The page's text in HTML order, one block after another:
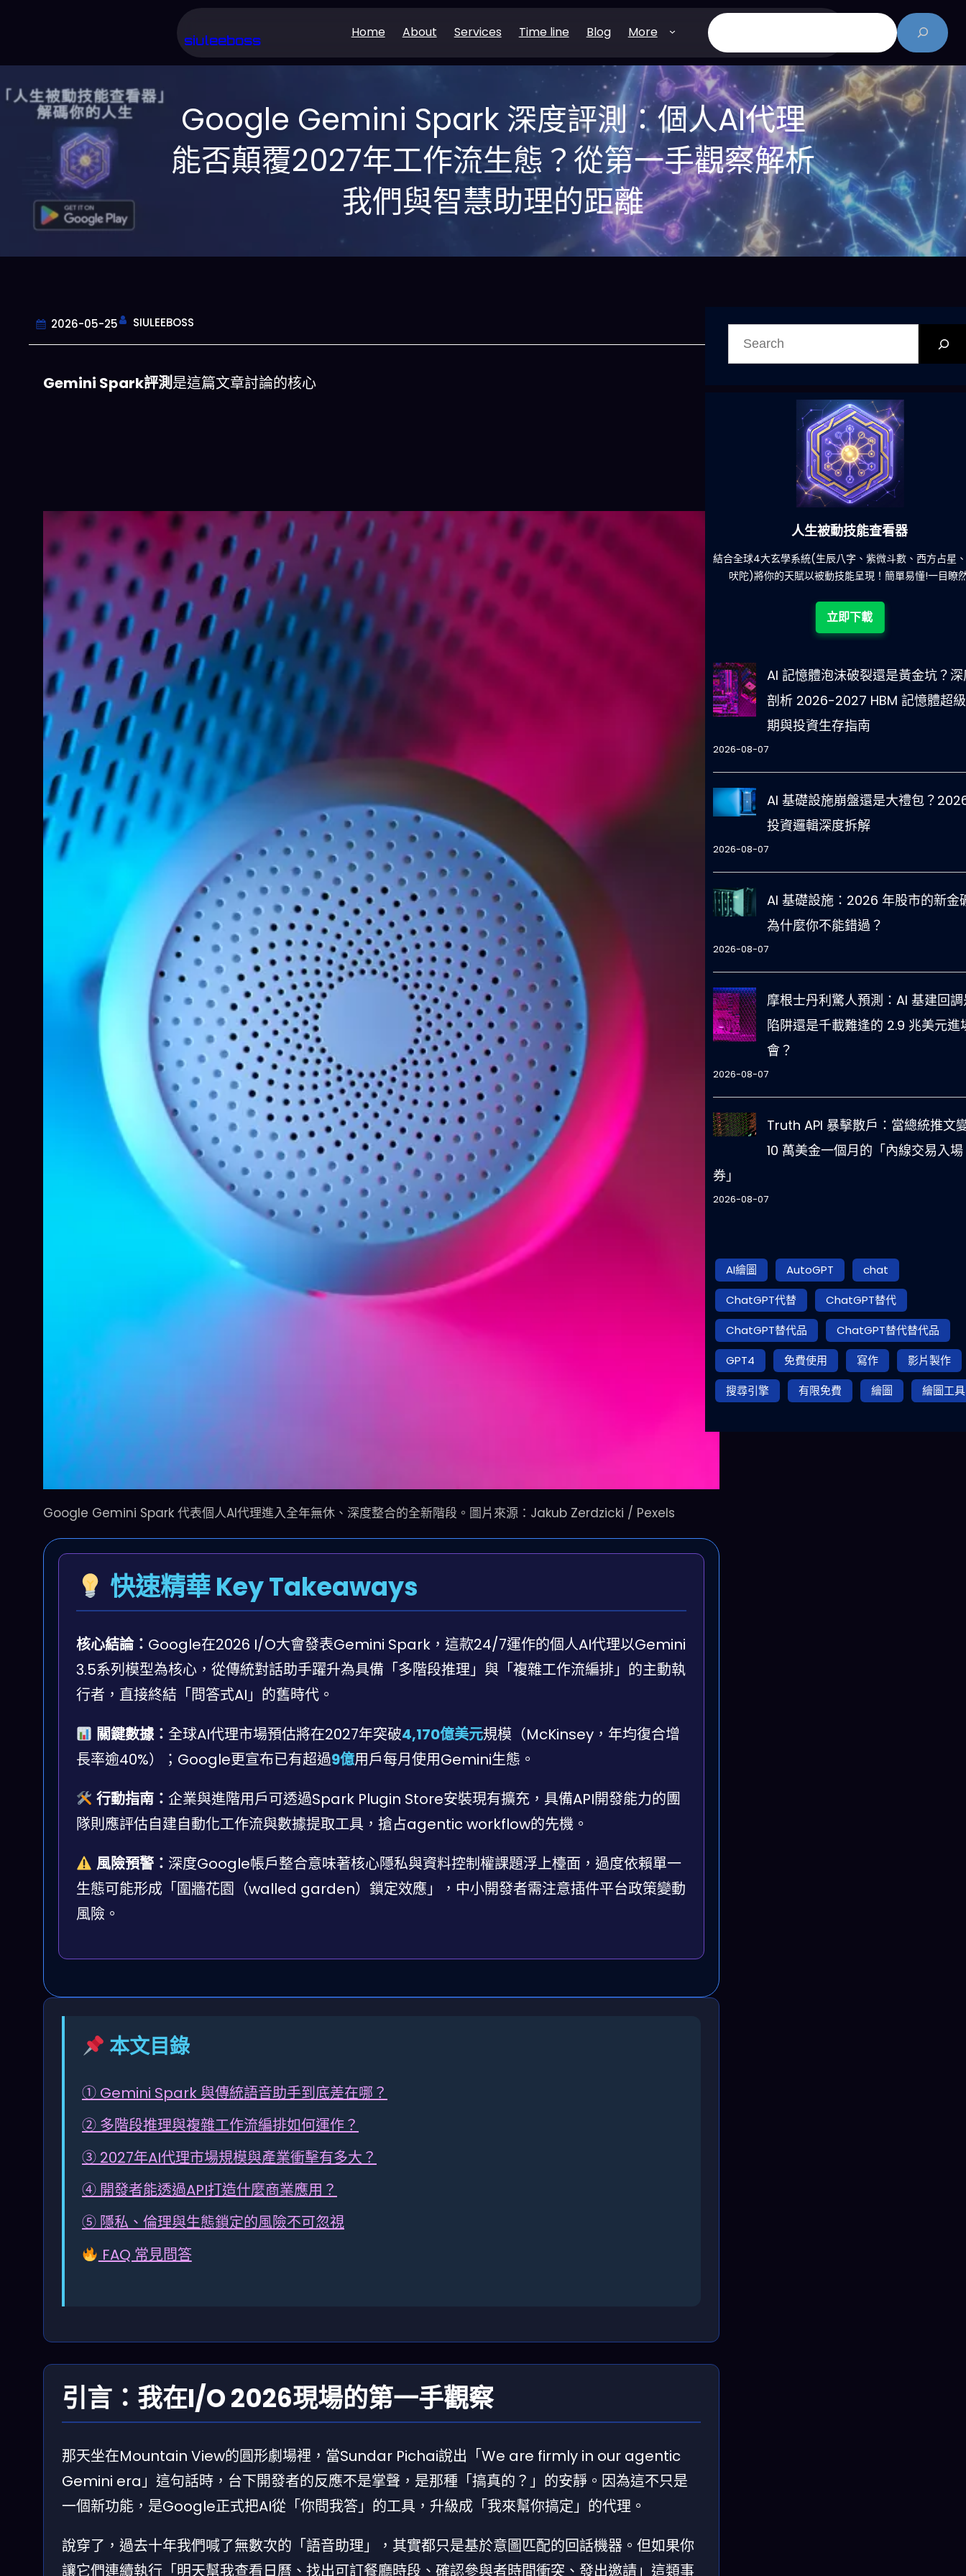
主
要
siuleeboss Home About Services Time line Blog More
搜
尋
Google Gemini Spark 深度評測：個人AI代理
能否顛覆2027年工作流生態？從第一手觀察解析
我們與智慧助理的距離
2026-05-25 SIULEEBOSS
Gemini Spark評測是這篇文章討論的核心
Google Gemini Spark 代表個人AI代理進入全年無休、深度整合的全新階段。圖片來源：Jakub Zerdzicki / Pexels
快速精華 Key Takeaways
核心結論： Google在2026 I/O大會發表Gemini Spark，這款24/7運作的個人AI代理以Gemini
3.5系列模型為核心，從傳統對話助手躍升為具備「多階段推理」與「複雜工作流編排」的主動執
行者，直接終結「問答式AI」的舊時代。
關鍵數據： 全球AI代理市場預估將在2027年突破4,170億美元規模（McKinsey，年均復合增
長率逾40%）；Google更宣布已有超過9億用戶每月使用Gemini生態。
行動指南： 企業與進階用戶可透過Spark Plugin Store安裝現有擴充，具備API開發能力的團
隊則應評估自建自動化工作流與數據提取工具，搶占agentic workflow的先機。
風險預警： 深度Google帳戶整合意味著核心隱私與資料控制權課題浮上檯面，過度依賴單一
生態可能形成「圍牆花園（walled garden）鎖定效應」，中小開發者需注意插件平台政策變動
風險。
本文目錄
① Gemini Spark 與傳統語音助手到底差在哪？
② 多階段推理與複雜工作流編排如何運作？
③ 2027年AI代理市場規模與產業衝擊有多大？
④ 開發者能透過API打造什麼商業應用？
⑤ 隱私、倫理與生態鎖定的風險不可忽視
FAQ 常見問答
引言：我在I/O 2026現場的第一手觀察
那天坐在Mountain View的圓形劇場裡，當Sundar Pichai說出「We are firmly in our agentic
Gemini era」這句話時，台下開發者的反應不是掌聲，是那種「搞真的？」的安靜。因為這不只是
一個新功能，是Google正式把AI從「你問我答」的工具，升級成「我來幫你搞定」的代理。
說穿了，過去十年我們喊了無數次的「語音助理」，其實都只是基於意圖匹配的回話機器。但如果你
讓它們連續執行「明天幫我查看日曆、找出可訂餐廳時段、確認參與者時間衝突、發出邀請」這類事
今晚吃什麽
一鍵配搭出三餸一湯的完美晚餐組合,以後免除晚餐吃什麽的煩
惱
立即下載
人生被動技能查看器
結合全球4大玄學系統(生辰八字、紫微斗數、西方占星、印度
吠陀)將你的天賦以被動技能呈現！簡單易懂!一目瞭然!
減少超過500萬個低概
AI 記憶體泡沫破裂還是黃金坑？
剖析 2026-2027 HBM 記憶體超
期與投資生存指南
2026-08-07
AI 基礎設施崩盤還是大禮包？
投資邏輯深度拆解
2026-08-07
AI 基礎設施：2026 年股市的新金
為什麼你不能錯過？
2026-08-07
摩根士丹利驚人預測：AI 基建回
陷阱還是千載難逢的 2.9 兆美元進
會？
2026-08-07
Truth API 暴擊散戶：當總統推文
10 萬美金一個月的「內線交易入場
券」
2026-08-07
AI繪圖 AutoGPT
chat
ChatGPT代替
ChatGPT替代
ChatGPT替代品
ChatGPT替代替代品
GPT4
免費使用 寫作
影片製作
搜尋引擎
有限免費 繪圖 繪圖工具